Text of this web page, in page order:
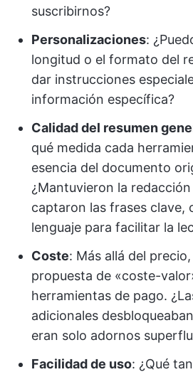
suscribirnos?
Personalizaciones:
longitud o el formato del
dar instrucciones
información específica?
Calidad del resumen
qué medida cada
esencia del documento
¿Mantuvieron la
captaron las frases clave,
lenguaje para facilitar la
Coste: Más allá del
propuesta de «coste-
herramientas de pago.
adicionales
eran solo adornos
Facilidad de uso: ¿Qué